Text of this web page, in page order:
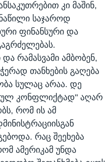
კი მაშინ,
საჯაროდ
ფინანსური და
რამასვამი ამბობენ,
თანხების გაღება
სულაც არაა. დე
კონფლიქტად" აღარ
რომ ის ამ
რაც შეეხება
ამერიკამ უნდა